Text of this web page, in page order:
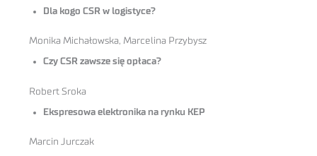
Dla kogo CSR w logistyce?
Monika Michałowska, Marcelina Przybysz
Czy CSR zawsze się opłaca?
Robert Sroka
Ekspresowa elektronika na rynku KEP
Marcin Jurczak